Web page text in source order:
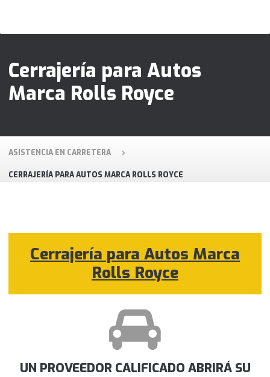
Cerrajería para Autos
Marca Rolls Royce
ASISTENCIA EN CARRETERA
CERRAJERÍA PARA AUTOS MARCA ROLLS ROYCE
Cerrajería para Autos Marca
Rolls Royce
UN PROVEEDOR CALIFICADO ABRIRÁ SU